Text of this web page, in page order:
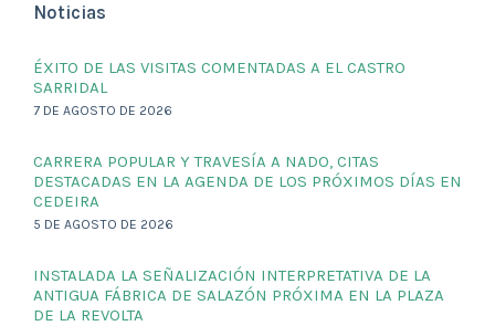
Noticias
ÉXITO DE LAS VISITAS COMENTADAS A EL CASTRO
SARRIDAL
7 DE AGOSTO DE 2026
CARRERA POPULAR Y TRAVESÍA A NADO, CITAS
DESTACADAS EN LA AGENDA DE LOS PRÓXIMOS DÍAS EN
CEDEIRA
5 DE AGOSTO DE 2026
INSTALADA LA SEÑALIZACIÓN INTERPRETATIVA DE LA
ANTIGUA FÁBRICA DE SALAZÓN PRÓXIMA EN LA PLAZA
DE LA REVOLTA